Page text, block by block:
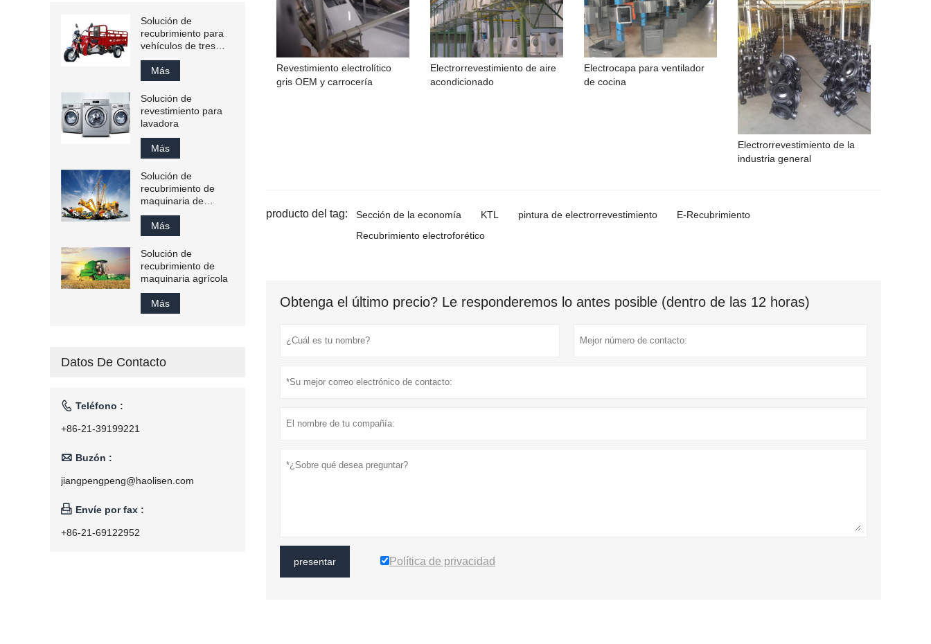
Revestimiento electrolítico
gris OEM y carrocería
Electrorrevestimiento de aire
acondicionado
Electrocapa para ventilador
de cocina
Electrorrevestimiento de la
industria general
producto del tag: Sección de la economía KTL pintura de electrorrevestimiento
E-Recubrimiento
Recubrimiento electroforético
Obtenga el último precio? Le responderemos lo antes posible (dentro de las 12 horas)
presentar Política de privacidad
Solución de
recubrimiento para
vehículos de tres
ruedas
Más
Solución de
revestimiento para
lavadora
Más
Solución de
recubrimiento de
maquinaria de
ingeniería
Más
Solución de
recubrimiento de
maquinaria agrícola
Más
Datos De Contacto
 Teléfono :
+86-21-39199221
 Buzón :
jiangpengpeng@haolisen.com
 Envíe por fax :
+86-21-69122952